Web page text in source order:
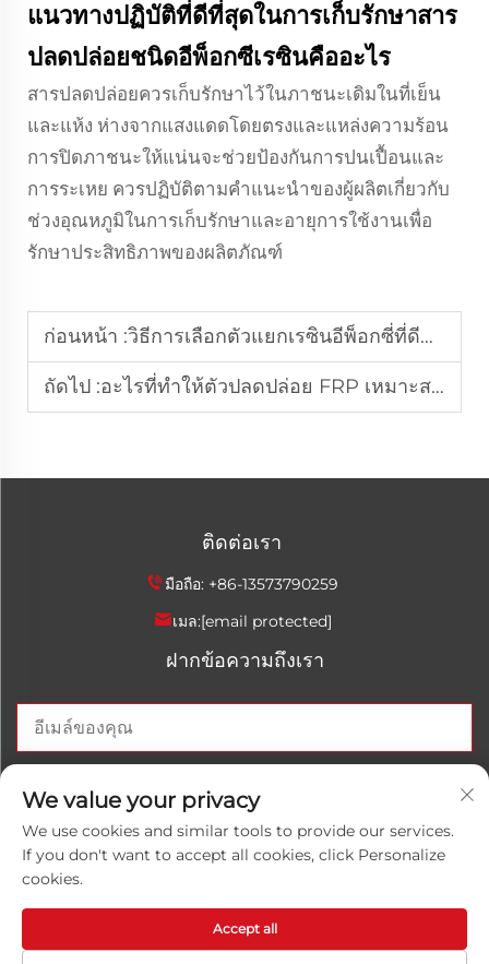
แนวทางปฏิบัติที่ดีที่สุดในการเก็บรักษาสาร
ปลดปล่อยชนิดอีพ็อกซีเรซินคืออะไร
สารปลดปล่อยควรเก็บรักษาไว้ในภาชนะเดิมในที่เย็น
และแห้ง ห่างจากแสงแดดโดยตรงและแหล่งความร้อน
การปิดภาชนะให้แน่นจะช่วยป้องกันการปนเปื้อนและ
การระเหย ควรปฏิบัติตามคำแนะนำของผู้ผลิตเกี่ยวกับ
ช่วงอุณหภูมิในการเก็บรักษาและอายุการใช้งานเพื่อ
รักษาประสิทธิภาพของผลิตภัณฑ์
ก่อนหน้า :วิธีการเลือกตัวแยกเรซินอีพ็อกซี่ที่ดีที่สุดสำหรับแม่พิมพ์?
ถัดไป :อะไรที่ทำให้ตัวปลดปล่อย FRP เหมาะสมสำหรับการขึ้นรูปคอมโพสิต?
ติดต่อเรา
มือถือ: +86-13573790259
เมล:[email protected]
ฝากข้อความถึงเรา
ส่งตอนนี้
Chemical Co., Ltd. สงวนสิทธิ์ทั้งหมด
นโยบายความเป็นส่วนตัว
We value your privacy
We use cookies and similar tools to provide our services.
If you don't want to accept all cookies, click Personalize
cookies.
Accept all